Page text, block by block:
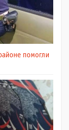
помогли